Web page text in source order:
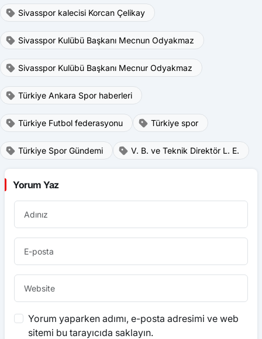
Sivasspor kalecisi Korcan Çelikay
Sivasspor Kulübü Başkanı Mecnun Odyakmaz
Sivasspor Kulübü Başkanı Mecnur Odyakmaz
Türkiye Ankara Spor haberleri
Türkiye Futbol federasyonu Türkiye spor
Türkiye Spor Gündemi V. B. ve Teknik Direktör L. E.
Yorum Yaz
Yorum yaparken adımı, e-posta adresimi ve web
sitemi bu tarayıcıda saklayın.